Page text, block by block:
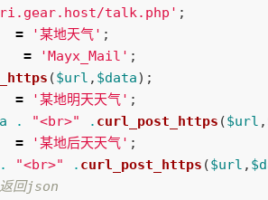
talk.php' ;
= '某地天气' ;
= 'Mayx_Mail' ;
($url , $data);
= '某地明天天气' ;
. "<br>" . curl_post_https ($url ,
= '某地后天天气' ;
. "<br>" . curl_post_https ($url ,
回json